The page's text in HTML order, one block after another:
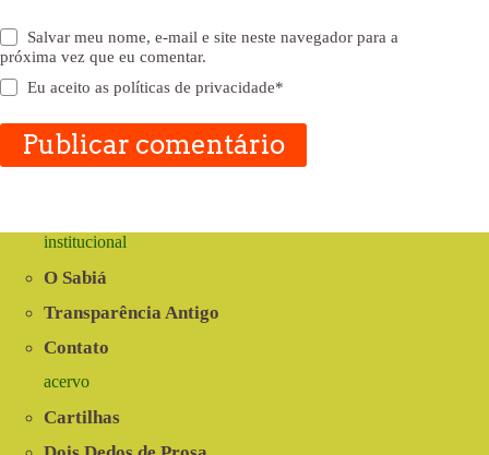
Salvar meu nome, e-mail e site neste navegador para a
próxima vez que eu comentar.
Eu aceito aspolíticas de privacidade*
Publicar comentário
institucional
O Sabiá
Transparência Antigo
Contato
acervo
Cartilhas